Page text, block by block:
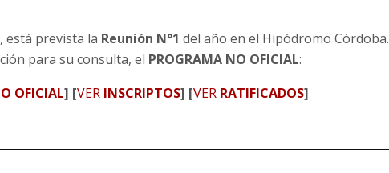
está prevista la Reunión N°1 del año en el Hipódromo Córdoba.
para su consulta, el PROGRAMA NO OFICIAL:
OFICIAL] [VER INSCRIPTOS] [VER RATIFICADOS]